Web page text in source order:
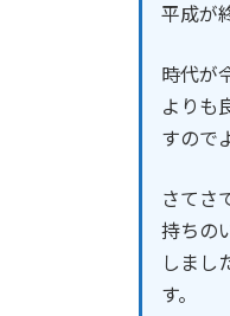
平成が
時代が
よりも
すので
さてさ
持ちの
しまし
す。